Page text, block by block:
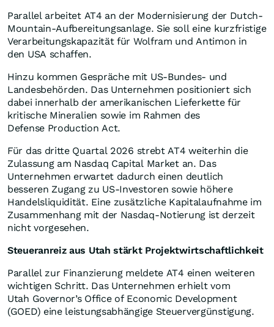
Parallel arbeitet AT4 an der Modernisierung der Dutch-
Mountain-Aufbereitungsanlage. Sie soll eine kurzfristige
Verarbeitungskapazität für Wolfram und Antimon in
den USA schaffen.
Hinzu kommen Gespräche mit US-Bundes- und
Landesbehörden. Das Unternehmen positioniert sich
dabei innerhalb der amerikanischen Lieferkette für
kritische Mineralien sowie im Rahmen des
Defense Production Act.
Für das dritte Quartal 2026 strebt AT4 weiterhin die
Zulassung am Nasdaq Capital Market an. Das
Unternehmen erwartet dadurch einen deutlich
besseren Zugang zu US-Investoren sowie höhere
Handelsliquidität. Eine zusätzliche Kapitalaufnahme im
Zusammenhang mit der Nasdaq-Notierung ist derzeit
nicht vorgesehen.
Steueranreiz aus Utah stärkt Projektwirtschaftlichkeit
Parallel zur Finanzierung meldete AT4 einen weiteren
wichtigen Schritt. Das Unternehmen erhielt vom
Utah Governor’s Office of Economic Development
(GOED) eine leistungsabhängige Steuervergünstigung.